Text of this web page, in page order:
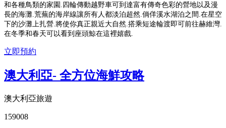
和各種鳥類的家園.四輪傳動越野車可到達富有傳奇色彩的營地以及漫
長的海灘.荒蕪的海岸線讓所有人都淡泊超然.倘佯溪水湖泊之間.在星空
下的沙灘上扎營.將使你真正親近大自然.搭乘短途輪渡即可前往赫維灣.
在冬季和春天可以看到座頭鯨在這裡嬉戲.
立即預約
澳大利亞- 全方位海鮮攻略
澳大利亞旅遊
159008